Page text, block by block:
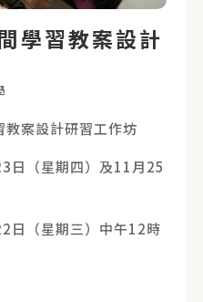
學習教案設計
案設計研習工作坊
（星期四）及11月25
（星期三）中午12時